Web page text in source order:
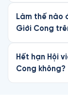
Làm thế nào
Giới Cong
Hết hạn Hội
Cong không?